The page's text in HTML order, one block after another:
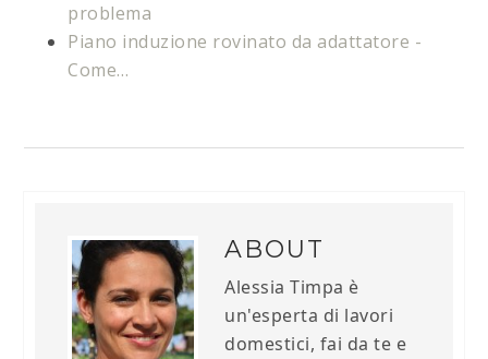
problema
Piano induzione rovinato da adattatore​​ -
Come…
ABOUT
Alessia Timpa è
un'esperta di lavori
domestici, fai da te e